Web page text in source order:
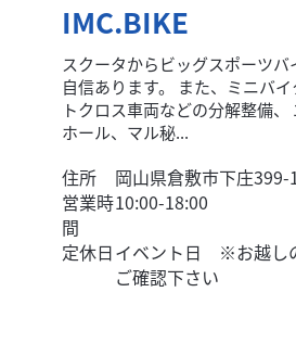
IMC.BIKE
スクータからビッグスポーツ
自信あります。 また、ミニバ
トクロス車両などの分解整備
ホール、マル秘...
住所
岡山県倉敷市下庄399-
営業時
間
10:00-18:00
定休日イベント日 ※お越し
ご確認下さい